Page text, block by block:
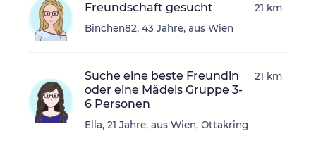
Freundschaft gesucht
Binchen82, 43 Jahre, aus Wien
21 km
Suche eine beste Freundin
oder eine Mädels Gruppe 3-
6 Personen
Ella, 21 Jahre, aus Wien, Ottakring
21 km